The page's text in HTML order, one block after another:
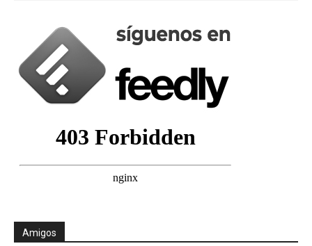
Amigos